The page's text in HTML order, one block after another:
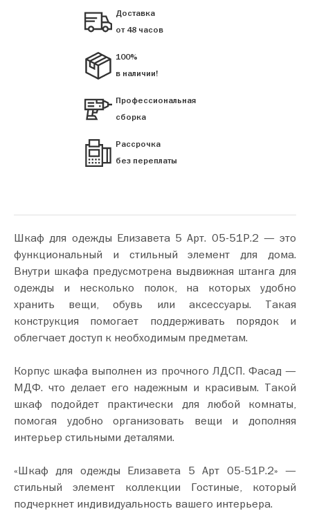
Доставка
от 48 часов
100%
в наличии!
Профессиональная
сборка
Рассрочка
без переплаты
Шкаф для одежды Елизавета 5 Арт. 05-51Р.2 — это
функциональный и стильный элемент для дома.
Внутри шкафа предусмотрена выдвижная штанга для
одежды и несколько полок, на которых удобно
хранить вещи, обувь или аксессуары. Такая
конструкция помогает поддерживать порядок и
облегчает доступ к необходимым предметам.
Корпус шкафа выполнен из прочного ЛДСП. Фасад —
МДФ. что делает его надежным и красивым. Такой
шкаф подойдет практически для любой комнаты,
помогая удобно организовать вещи и дополняя
интерьер стильными деталями.
«Шкаф для одежды Елизавета 5 Арт 05-51Р.2» —
стильный элемент коллекции Гостиные, который
подчеркнет индивидуальность вашего интерьера.